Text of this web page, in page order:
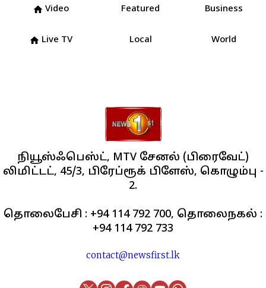
நியூஸ்ஃபெஸ்ட், MTV சேனல் (பிரைவேட்)
லிமிட்டட், 45/3, பிரேப்ரூக் பிளேஸ், கொழும்பு -
2.
தொலைபேசி : +94 114 792 700, தொலைநகல் :
+94 114 792 733
contact@newsfirst.lk
home Video Featured Business
home Live TV Local World